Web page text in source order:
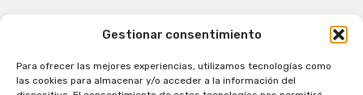
Gestionar consentimiento
Para ofrecer las mejores experiencias, utilizamos tecnologías como
las cookies para almacenar y/o acceder a la información del
Patagual Radio Digital 2026 - Todos los derechos
reservados